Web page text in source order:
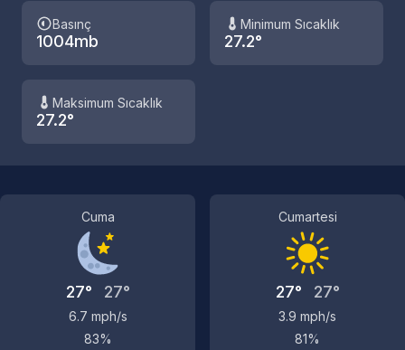
Basınç
1004mb
Minimum Sıcaklık
27.2°
Maksimum Sıcaklık
27.2°
Cuma
27° 27°
6.7 mph/s
83%
Cumartesi
27° 27°
3.9 mph/s
81%